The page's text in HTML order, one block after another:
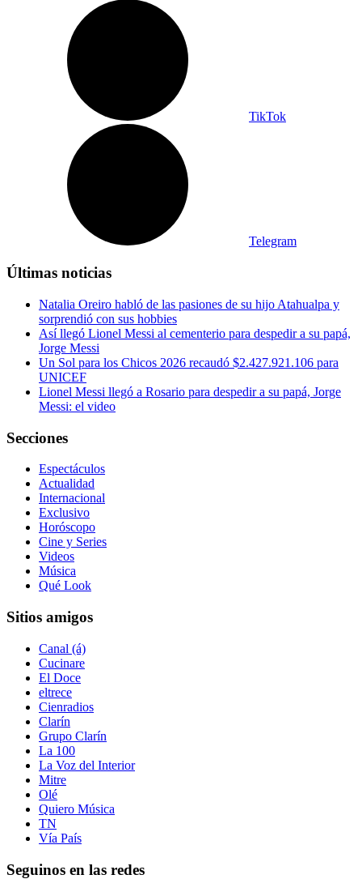
TikTok
Telegram
Últimas noticias
Natalia Oreiro habló de las pasiones de su hijo Atahualpa y
sorprendió con sus hobbies
Así llegó Lionel Messi al cementerio para despedir a su papá,
Jorge Messi
Un Sol para los Chicos 2026 recaudó $2.427.921.106 para
UNICEF
Lionel Messi llegó a Rosario para despedir a su papá, Jorge
Messi: el video
Secciones
Espectáculos
Actualidad
Internacional
Exclusivo
Horóscopo
Cine y Series
Videos
Música
Qué Look
Sitios amigos
Canal (á)
Cucinare
El Doce
eltrece
Cienradios
Clarín
Grupo Clarín
La 100
La Voz del Interior
Mitre
Olé
Quiero Música
TN
Vía País
Seguinos en las redes